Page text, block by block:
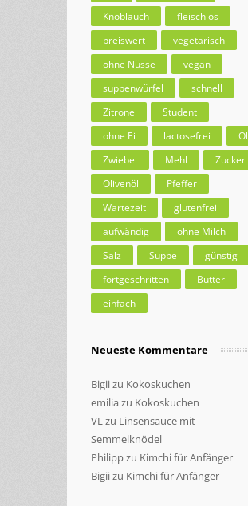
Knoblauch
fleischlos
preiswert
vegetarisch
ohne Nüsse
vegan
suppenwürfel
schnell
Zitrone
Student
ohne Ei
lactosefrei
Öl
Zwiebel
Mehl
Zucker
Olivenöl
Pfeffer
Wartezeit
glutenfrei
aufwändig
ohne Milch
Salz
Suppe
günstig
fortgeschritten
Butter
einfach
Neueste Kommentare
Bigiizu Kokoskuchen
emilia zu Kokoskuchen
VLzu Linsensauce mit
Semmelknödel
Philippzu Kimchi für Anfänger
Bigiizu Kimchi für Anfänger